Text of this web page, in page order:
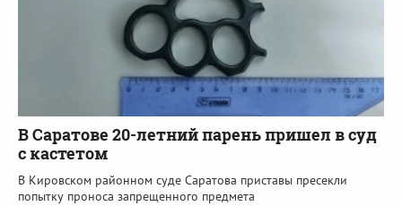
В Саратове 20-летний парень пришел в суд
с кастетом
В Кировском районном суде Саратова приставы пресекли
попытку проноса запрещенного предмета